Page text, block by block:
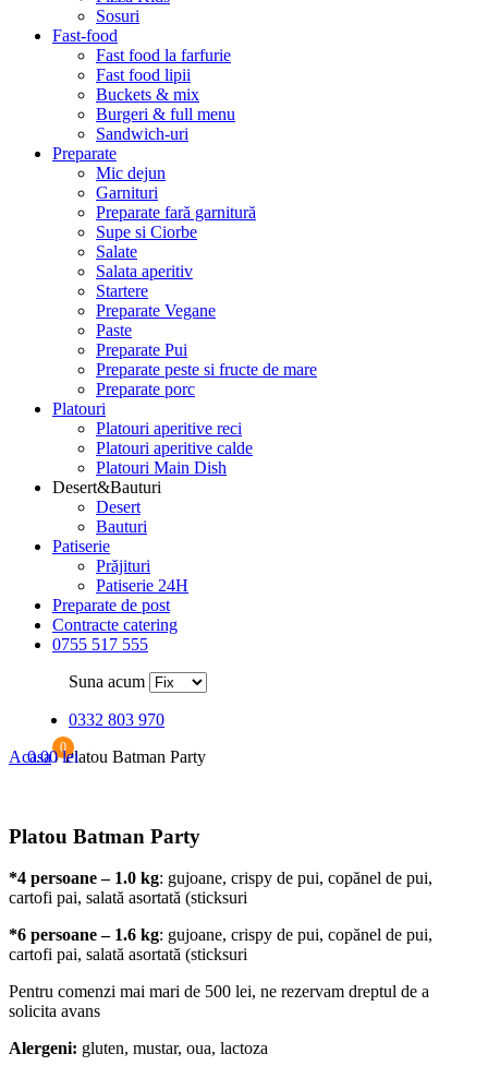
Sosuri
Fast-food
Fast food la farfurie
Fast food lipii
Buckets & mix
Burgeri & full menu
Sandwich-uri
Preparate
Mic dejun
Garnituri
Preparate fară garnitură
Supe si Ciorbe
Salate
Salata aperitiv
Startere
Preparate Vegane
Paste
Preparate Pui
Preparate peste si fructe de mare
Preparate porc
Platouri
Platouri aperitive reci
Platouri aperitive calde
Platouri Main Dish
Desert&Bauturi
Desert
Bauturi
Patiserie
Prăjituri
Patiserie 24H
Preparate de post
Contracte catering
0755 517 555
Suna acum
0332 803 970
0
0.00lei
Acasa/Platou Batman Party
Platou Batman Party
*4 persoane – 1.0 kg: gujoane, crispy de pui, copănel de pui,
cartofi pai, salată asortată (sticksuri
*6 persoane – 1.6 kg: gujoane, crispy de pui, copănel de pui,
cartofi pai, salată asortată (sticksuri
Pentru comenzi mai mari de 500 lei, ne rezervam dreptul de a
solicita avans
Alergeni: gluten, mustar, oua, lactoza